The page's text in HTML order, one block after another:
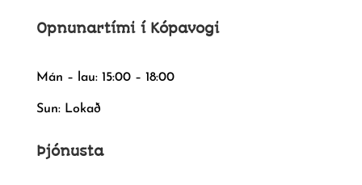
Opnunartími í Kópavogi
Mán – lau: 15:00 – 18:00
Sun: Lokað
Þjónusta